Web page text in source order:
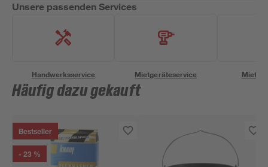
Unsere passenden Services
Handwerksservice Mietgeräteservice
Häufig dazu gekauft
Bestseller
- 23 %